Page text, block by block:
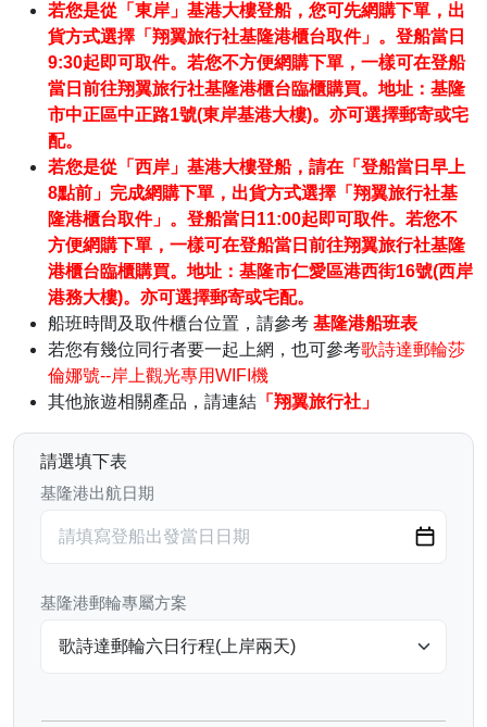
若您是從「東岸」基港大樓登船，您可先網購下單，出
貨方式選擇「翔翼旅行社基隆港櫃台取件」。登船當日
9:30起即可取件。若您不方便網購下單，一樣可在登船
當日前往翔翼旅行社基隆港櫃台臨櫃購買。地址：基隆
市中正區中正路1號(東岸基港大樓)。亦可選擇郵寄或宅
配。
若您是從「西岸」基港大樓登船，請在「登船當日早上
8點前」完成網購下單，出貨方式選擇「翔翼旅行社基
隆港櫃台取件」。登船當日11:00起即可取件。若您不
方便網購下單，一樣可在登船當日前往翔翼旅行社基隆
港櫃台臨櫃購買。地址：基隆市仁愛區港西街16號(西岸
港務大樓)。亦可選擇郵寄或宅配。
船班時間及取件櫃台位置，請參考 基隆港船班表
若您有幾位同行者要一起上網，也可參考歌詩達郵輪莎
倫娜號--岸上觀光專用WIFI機
其他旅遊相關產品，請連結 「翔翼旅行社」
請選填下表
基隆港出航日期
基隆港郵輪專屬方案